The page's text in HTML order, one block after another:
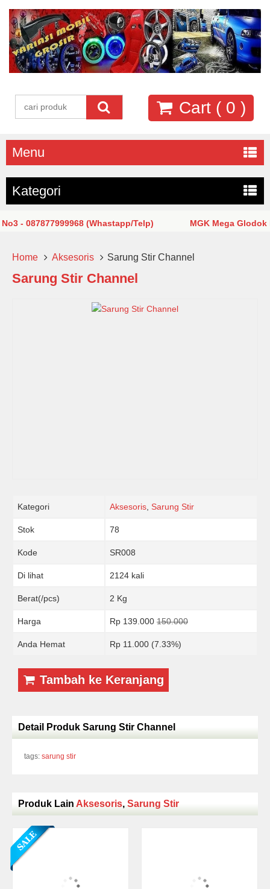
Cart ( 0 )
Menu
Kategori
- 087877999968 (Whastapp/Telp) MGK Mega Glodok
Home Aksesoris Sarung Stir Channel
Sarung Stir Channel
Kategori Aksesoris, Sarung Stir
Stok 78
Kode SR008
Di lihat 2124 kali
Berat(/pcs) 2 Kg
Harga Rp 139.000 150.000
Anda Hemat Rp 11.000 (7.33%)
Tambah ke Keranjang
Detail Produk Sarung Stir Channel
tags: sarung stir
Produk Lain Aksesoris, Sarung Stir